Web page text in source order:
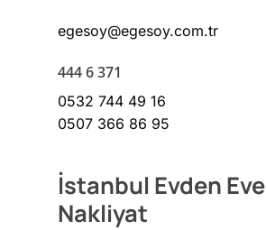
egesoy@egesoy.com.tr
444 6 371
0532 744 49 16
0507 366 86 95
İstanbul Evden Eve
Nakliyat